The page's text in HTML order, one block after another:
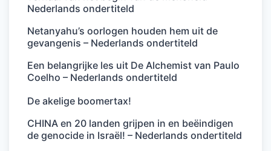
Nederlands ondertiteld
Netanyahu’s oorlogen houden hem uit de
gevangenis – Nederlands ondertiteld
Een belangrijke les uit De Alchemist van Paulo
Coelho – Nederlands ondertiteld
De akelige boomertax!
CHINA en 20 landen grijpen in en beëindigen
de genocide in Israël! – Nederlands ondertiteld